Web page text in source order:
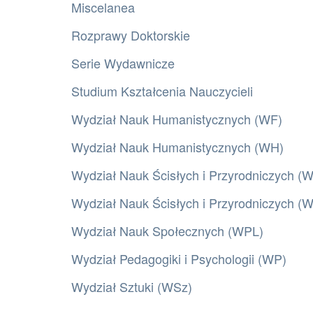
Miscelanea
Rozprawy Doktorskie
Serie Wydawnicze
Studium Kształcenia Nauczycieli
Wydział Nauk Humanistycznych (WF)
Wydział Nauk Humanistycznych (WH)
Wydział Nauk Ścisłych i Przyrodniczych
Wydział Nauk Ścisłych i Przyrodniczych
Wydział Nauk Społecznych (WPL)
Wydział Pedagogiki i Psychologii (WP)
Wydział Sztuki (WSz)